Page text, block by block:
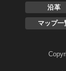
沿革
マップ一